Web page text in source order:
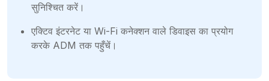
सुनिश्चित करें।
एक्टिव इंटरनेट या Wi-Fi कनेक्शन वाले डिवाइस का प्रयोग
करके ADM तक पहुँचें।